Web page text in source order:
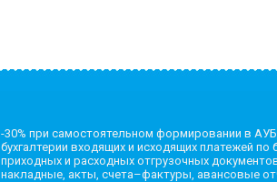
-30% при самостоятельном формировании в
бухгалтерии входящих и исходящих платежей по
приходных и расходных отгрузочных
накладные, акты, счета–фактуры, авансовые